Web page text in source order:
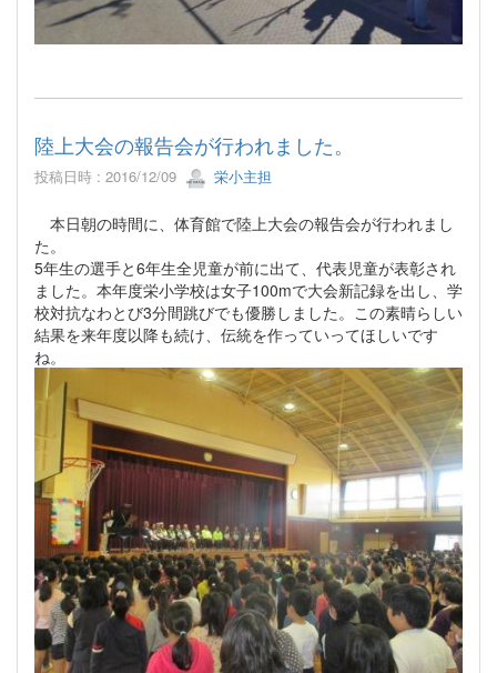
陸上大会の報告会が行われました。
投稿日時 : 2016/12/09 栄小主担
本日朝の時間に、体育館で陸上大会の報告会が行われまし
た。
5年生の選手と6年生全児童が前に出て、代表児童が表彰され
ました。本年度栄小学校は女子100mで大会新記録を出し、学
校対抗なわとび3分間跳びでも優勝しました。この素晴らしい
結果を来年度以降も続け、伝統を作っていってほしいです
ね。